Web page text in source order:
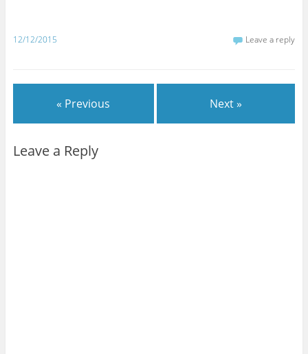
12/12/2015 Leave a reply
« Previous Next »
Leave a Reply